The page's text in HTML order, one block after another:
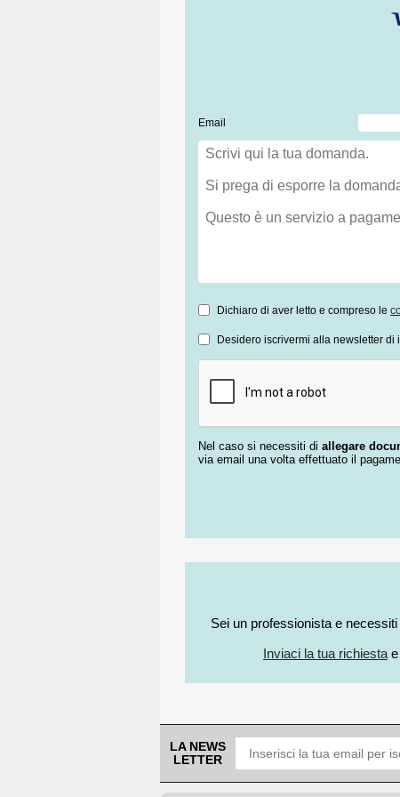
Email
Dichiaro di aver letto e compreso le
Desidero iscrivermi alla newsletter
Nel caso si necessiti di allegare
via email una volta effettuato il
Sei un professionista e necessiti
Inviaci la tua richiesta
LA NEWS
LETTER